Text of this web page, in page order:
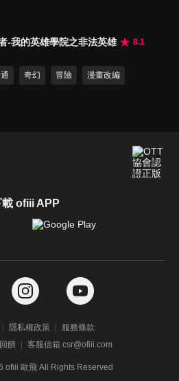
-我的英雄學院之非法英雄
8.1
奇幻 冒險 漫畫改編
載 ofiii APP
隱私權政策
服務條款
饋 客服信箱 csr@ofiii.com
ofiii 歐飛 All Rights Reserved